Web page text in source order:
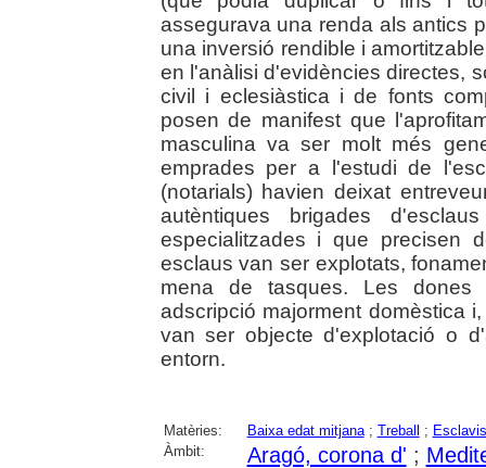
assegurava una renda als antics
una inversió rendible i
en l'anàlisi d'evidències directes,
civil i eclesiàstica i de fonts
posen de manifest que
masculina va ser molt més
emprades per a l'estudi de
(notarials) havien deixat
autèntiques brigades
especialitzades i que precisen
esclaus van ser explotats,
mena de tasques. Les
adscripció majorment domèstica
van ser objecte d'explotació o
entorn.
Matèries: Baixa edat mitjana; Treball ;
Àmbit:
Aragó, corona d' ;